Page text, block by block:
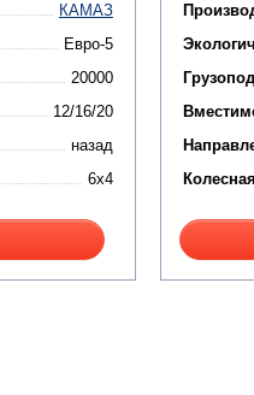
КАМАЗ
Евро-5
20000
12/16/20
назад
6x4